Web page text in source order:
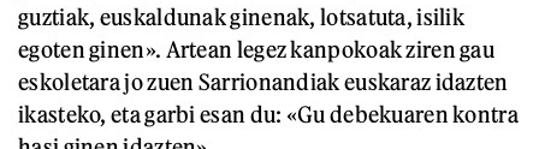
guztiak, euskaldunak ginenak, lotsatuta, isilik
egoten ginen». Artean legez kanpokoak ziren gau
eskoletara jo zuen Sarrionandiak euskaraz idazten
ikasteko, eta garbi esan du: «Gu debekuaren kontra